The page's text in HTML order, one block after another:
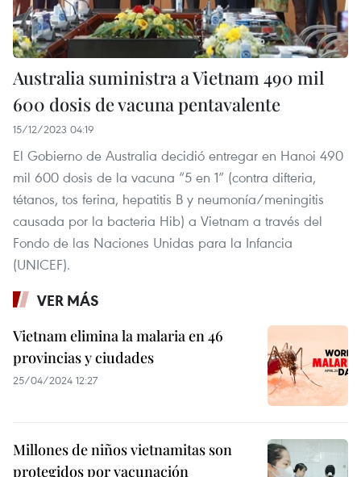
Australia suministra a Vietnam 490 mil
600 dosis de vacuna pentavalente
15/12/2023 04:19
El Gobierno de Australia decidió entregar en Hanoi 490
mil 600 dosis de la vacuna “5 en 1” (contra difteria,
tétanos, tos ferina, hepatitis B y neumonía/meningitis
causada por la bacteria Hib) a Vietnam a través del
Fondo de las Naciones Unidas para la Infancia
(UNICEF).
VER MÁS
Vietnam elimina la malaria en 46
provincias y ciudades
25/04/2024 12:27
Millones de niños vietnamitas son
protegidos por vacunación